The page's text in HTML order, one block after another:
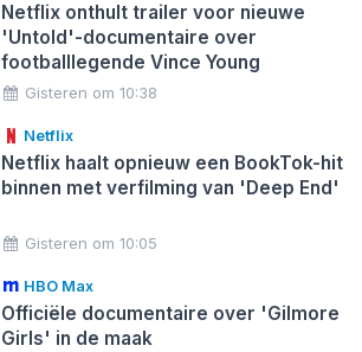
Netflix onthult trailer voor nieuwe
'Untold'-documentaire over
footballlegende Vince Young
Gisteren om 10:38
Netflix
Netflix haalt opnieuw een BookTok-hit
binnen met verfilming van 'Deep End'
Gisteren om 10:05
HBO Max
Officiële documentaire over 'Gilmore
Girls' in de maak